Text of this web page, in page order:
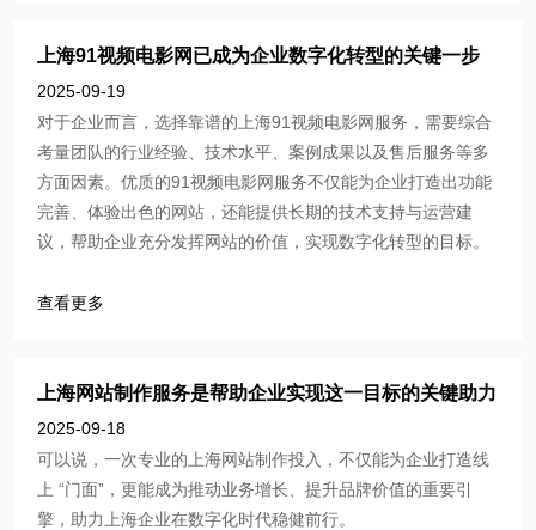
上海91视频电影网已成为企业数字化转型的关键一步
2025-09-19
对于企业而言，选择靠谱的上海91视频电影网服务，需要综合
考量团队的行业经验、技术水平、案例成果以及售后服务等多
方面因素。优质的91视频电影网服务不仅能为企业打造出功能
完善、体验出色的网站，还能提供长期的技术支持与运营建
议，帮助企业充分发挥网站的价值，实现数字化转型的目标。
查看更多
上海网站制作服务是帮助企业实现这一目标的关键助力
2025-09-18
可以说，一次专业的上海网站制作投入，不仅能为企业打造线
上 “门面”，更能成为推动业务增长、提升品牌价值的重要引
擎，助力上海企业在数字化时代稳健前行。